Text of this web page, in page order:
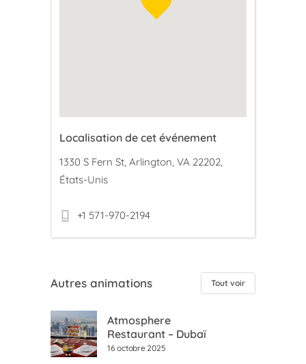
Localisation de cet événement
1330 S Fern St, Arlington, VA 22202,
États-Unis
+1 571-970-2194
Autres animations Tout voir
Atmosphere
Restaurant – Dubaï
16 octobre 2025